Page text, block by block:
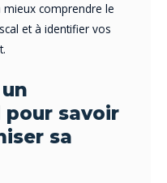
mieux comprendre le
et à identifier vos
savoir
sa